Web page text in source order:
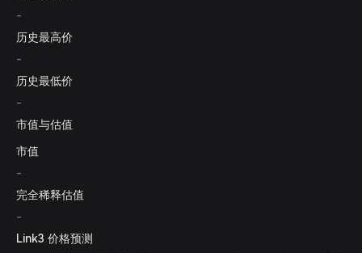
-
历史最高价
-
历史最低价
-
市值与估值
市值
-
完全稀释估值
-
Link3 价格预测